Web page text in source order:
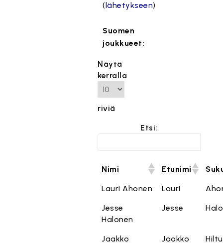
(lähetykseen)
Suomen
joukkueet:
Näytä
kerralla
riviä
Etsi:
Nimi Etunimi
Lauri Ahonen Lauri
Jesse
Halonen
Jesse
Jaakko
Jaakko